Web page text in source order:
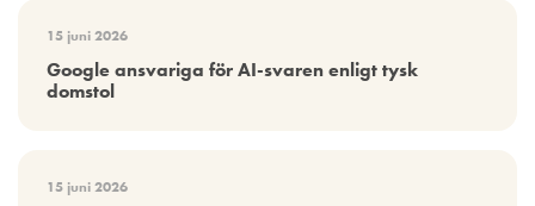
15 juni 2026
Google ansvariga för AI-svaren enligt tysk
domstol
15 juni 2026